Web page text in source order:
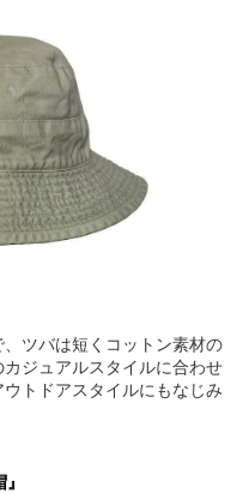
ツバは短くコットン素材の
ジュアルスタイルに合わせ
トドアスタイルにもなじみ